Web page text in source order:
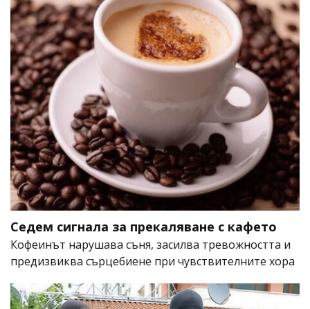
Седем сигнала за прекаляване с кафето
Кофеинът нарушава съня, засилва тревожността и
предизвиква сърцебиене при чувствителните хора